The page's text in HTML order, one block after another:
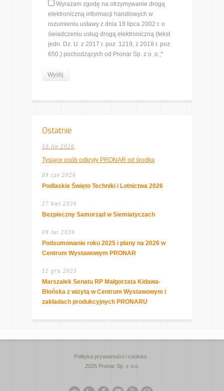
Wyrażam zgodę na otrzymywanie drogą
elektroniczną informacji handlowych w
rozumieniu ustawy z dnia 18 lipca 2002 r. o
świadczeniu usług drogą elektroniczną (tekst
jedn. Dz. U. z 2017 r. poz. 1219, z 2018 r. poz.
650.) pochodzących od Pronar Sp. z o .o.;*
Ostatnie
10 lip 2026
Tysiące osób odkryły PRONAR od środka
09 cze 2026
Podlaskie Święto Techniki i Lotnictwa 2026
27 kwi 2026
Bezpieczny Samorząd w Siemiatyczach
09 lut 2026
Podsumowanie roku 2025 i plany na 2026 w
Centrum Wystawowym PRONAR
12 gru 2025
Marszałek Senatu RP Małgorzata Kidawa-
Błońska z wizytą w Centrum Wystawowym i
zakładach produkcyjnych PRONARU
Polityka prywatności i cookies
2026 Pronar Sp. z o.o.